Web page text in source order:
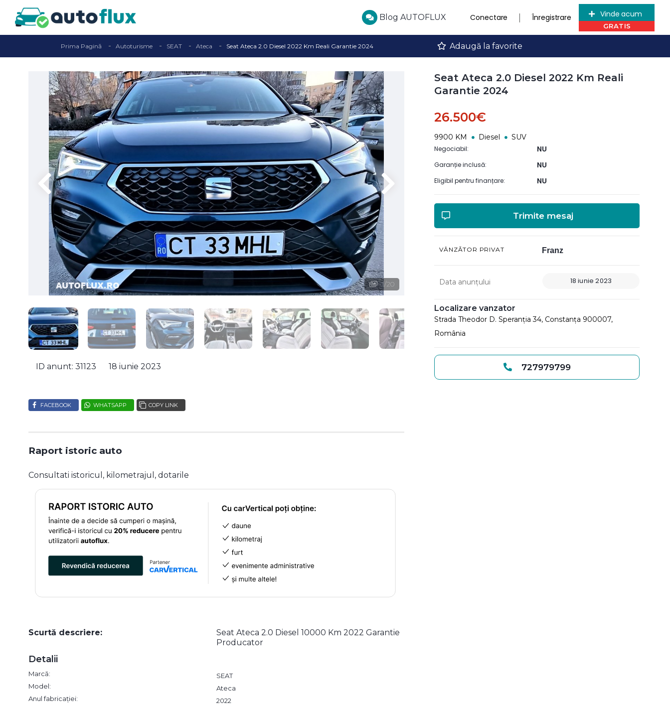
Blog AUTOFLUX Conectare Înregistrare Vinde acum
Prima Pagină Autoturisme SEAT Ateca Seat Ateca 2.0 Diesel 2022 Km Reali Garantie 2024 Adaugă la favorite
1/20
ID anunt: 31123 18 iunie 2023
FACEBOOK WHATSAPP COPY LINK
Raport istoric auto
Consultati istoricul, kilometrajul, dotarile
Scurtă descriere:
Seat Ateca 2.0 Diesel 10000 Km 2022 Garantie
Producator
Detalii
Marcă:
SEAT
Model:
Ateca
Anul fabricației:
2022
Seat Ateca 2.0 Diesel 2022 Km Reali
Garantie 2024
26.500€
9900 KM Diesel SUV
Negociabil: NU
Garanție inclusă: NU
Eligibil pentru finanțare: NU
Trimite mesaj
VÂNZĂTOR PRIVAT Franz
Data anunțului 18 iunie 2023
Localizare vanzator
Strada Theodor D. Speranția 34, Constanța 900007,
România
727979799